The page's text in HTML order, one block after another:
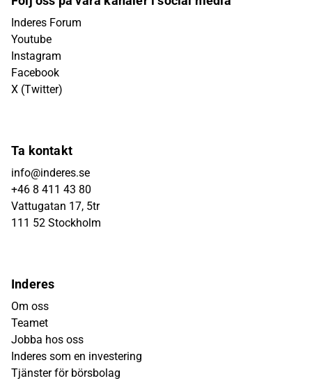
Inderes Forum
Youtube
Instagram
Facebook
X (Twitter)
Ta kontakt
info@inderes.se
+46 8 411 43 80
Vattugatan 17, 5tr
111 52 Stockholm
Inderes
Om oss
Teamet
Jobba hos oss
Inderes som en investering
Tjänster för börsbolag